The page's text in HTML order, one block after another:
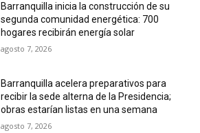
Barranquilla inicia la construcción de su
segunda comunidad energética: 700
hogares recibirán energía solar
agosto 7, 2026
Barranquilla acelera preparativos para
recibir la sede alterna de la Presidencia;
obras estarían listas en una semana
agosto 7, 2026